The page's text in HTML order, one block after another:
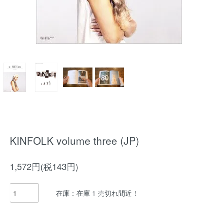
KINFOLK volume three (JP)
1,572円(税143円)
在庫：在庫 1 売切れ間近！